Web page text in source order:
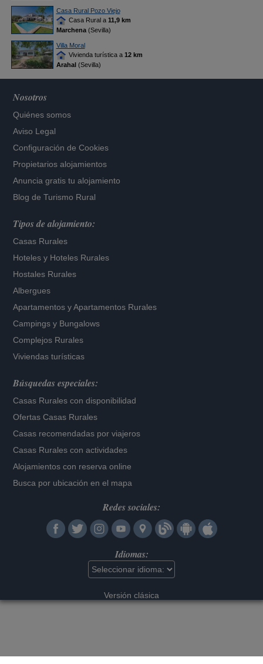
Casa Rural Pozo Viejo
Casa Rural a 11,9 km
Marchena(Sevilla)
Villa Moral
Vivienda turística a 12 km
Arahal(Sevilla)
Nosotros
Quiénes somos
Aviso Legal
Configuración de Cookies
Propietarios alojamientos
Anuncia gratis tu alojamiento
Blog de Turismo Rural
Tipos de alojamiento:
Casas Rurales
Hoteles y Hoteles Rurales
Hostales Rurales
Albergues
Apartamentos yApartamentos Rurales
Campings y Bungalows
Complejos Rurales
Viviendas turísticas
Búsquedas especiales:
Casas Rurales con disponibilidad
Ofertas Casas Rurales
Casas recomendadas por viajeros
Casas Rurales con actividades
Alojamientos con reserva online
Busca por ubicación en el mapa
Redes sociales:
Idiomas:
Versión clásica